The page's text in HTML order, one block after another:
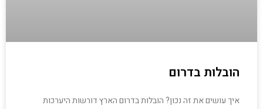
הובלות בדרום
איך עושים את זה נכון? הובלות בדרום הארץ דורשות היערכות